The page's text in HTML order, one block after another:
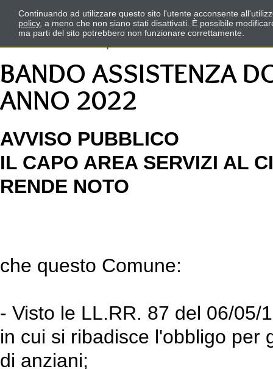
BANDO ASSISTENZA
ANNO 2022
AVVISO PUBBLICO
IL CAPO AREA SERVIZI AL
RENDE NOTO
che questo Comune:
- Visto le LL.RR. 87 del 06/05/
in cui si ribadisce l'obbligo per
di anziani;
Continuando ad utilizzare questo sito l'utente acconsente
policy, a meno che non siano stati disattivati. È possibile
ma parti del sito potrebbero non funzionare correttamente.